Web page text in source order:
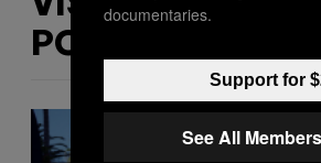
POPUT OVOGA
documentaries.
Support for
See All